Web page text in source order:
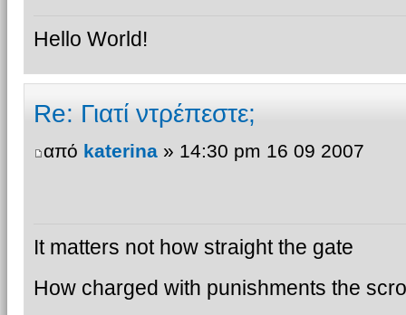
Hello World!
Re: Γιατί ντρέπεστε;
από katerina» 14:30 pm 16 09 2007
It matters not how straight the gate
How charged with punishments the